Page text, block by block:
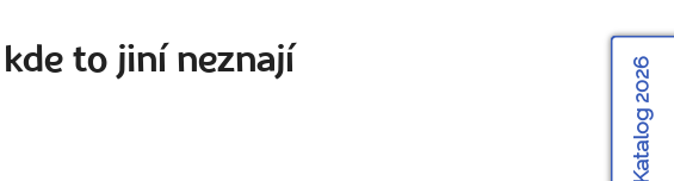
to jiní neznají Katalog 2026